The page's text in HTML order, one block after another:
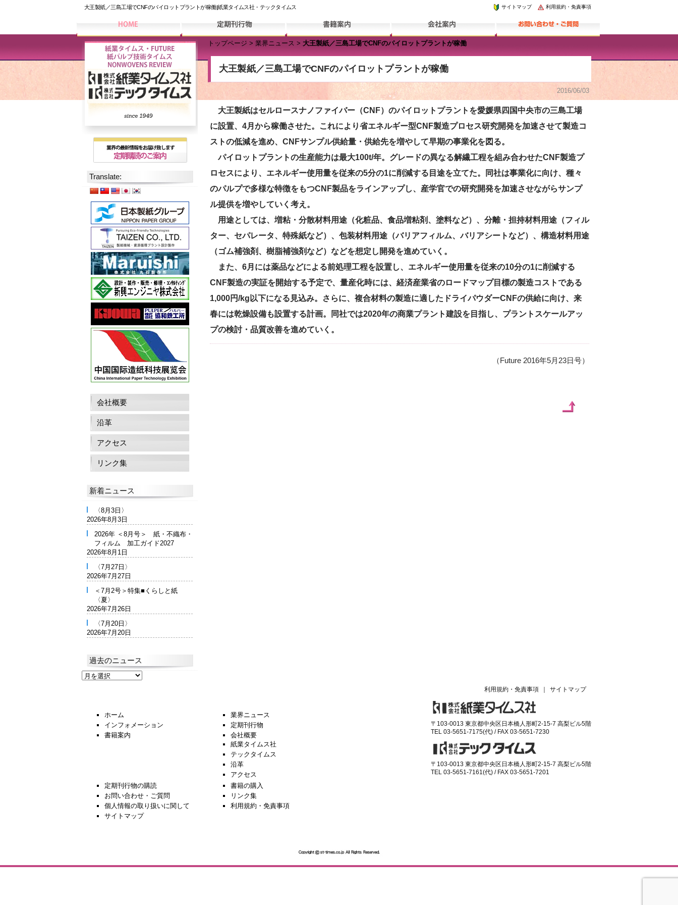
大王製紙／三島工場でCNFのパイロットプラントが稼働|紙業タイムス社・テックタイムス 利用規約・免責事項
サイトマップ
トップページ > 業界ニュース > 大王製紙／三島工場でCNFのパイロットプラントが稼働
大王製紙／三島工場でCNFのパイロットプラントが稼働
2016/06/03
大王製紙はセルロースナノファイバー（CNF）のパイロットプラントを愛媛県四国中央市の三島工場
に設置、4月から稼働させた。これにより省エネルギー型CNF製造プロセス研究開発を加速させて製造コ
ストの低減を進め、CNFサンプル供給量・供給先を増やして早期の事業化を図る。
パイロットプラントの生産能力は最大100t/年。グレードの異なる解繊工程を組み合わせたCNF製造プ
ロセスにより、エネルギー使用量を従来の5分の1に削減する目途を立てた。同社は事業化に向け、種々
のパルプで多様な特徴をもつCNF製品をラインアップし、産学官での研究開発を加速させながらサンプ
ル提供を増やしていく考え。
用途としては、増粘・分散材料用途（化粧品、食品増粘剤、塗料など）、分離・担持材料用途（フィル
ター、セパレータ、特殊紙など）、包装材料用途（バリアフィルム、バリアシートなど）、構造材料用途
（ゴム補強剤、樹脂補強剤など）などを想定し開発を進めていく。
また、6月には薬品などによる前処理工程を設置し、エネルギー使用量を従来の10分の1に削減する
CNF製造の実証を開始する予定で、量産化時には、経済産業省のロードマップ目標の製造コストである
1,000円/kg以下になる見込み。さらに、複合材料の製造に適したドライパウダーCNFの供給に向け、来
春には乾燥設備も設置する計画。同社では2020年の商業プラント建設を目指し、プラントスケールアッ
プの検討・品質改善を進めていく。
（Future 2016年5月23日号）
Translate:
会社概要
沿革
アクセス
リンク集
新着ニュース
〈8月3日〉
2026年8月3日
2026年 ＜8月号＞ 紙・不織布・
フィルム 加工ガイド2027
2026年8月1日
〈7月27日〉
2026年7月27日
＜7月2号＞特集■くらしと紙
〈夏〉
2026年7月26日
〈7月20日〉
2026年7月20日
過去のニュース
過
ホーム
業界ニュース
インフォメーション
定期刊行物
書籍案内
会社概要
紙業タイムス社
テックタイムス
沿革
アクセス
定期刊行物の購読
書籍の購入
お問い合わせ・ご質問
リンク集
個人情報の取り扱いに関して
利用規約・免責事項
サイトマップ
サイトマップ
利用規約・免責事項
〒103-0013 東京都中央区日本橋人形町2-15-7 高梨ビル5階
TEL 03-5651-7175(代) / FAX 03-5651-7230
〒103-0013 東京都中央区日本橋人形町2-15-7 高梨ビル5階
TEL 03-5651-7161(代) / FAX 03-5651-7201